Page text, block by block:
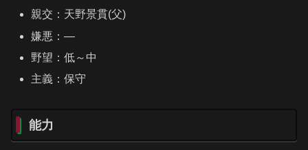
親交：天野景貫(父)
嫌悪：―
野望：低～中
主義：保守
能力